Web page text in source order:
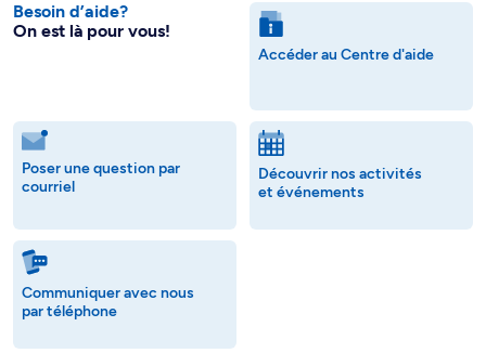
Besoin d’aide?
On est là pour vous!
Accéder au Centre d'aide
Poser une question par
courriel
Découvrir nos activités
et événements
Communiquer avec nous
par téléphone